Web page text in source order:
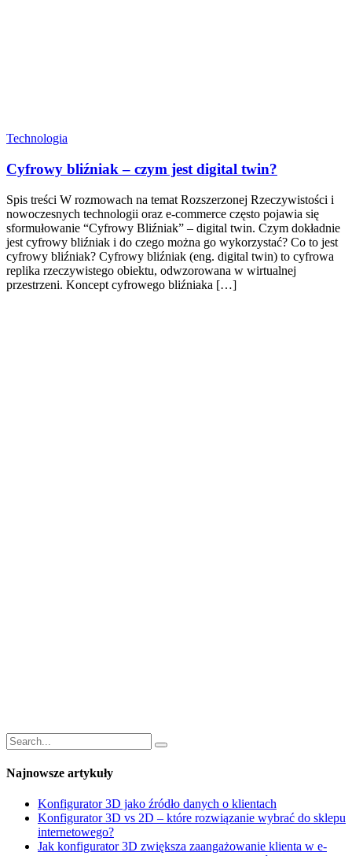
Technologia
Cyfrowy bliźniak – czym jest digital twin?
Spis treści W rozmowach na temat Rozszerzonej Rzeczywistości i
nowoczesnych technologii oraz e-commerce często pojawia się
sformułowanie “Cyfrowy Bliźniak” – digital twin. Czym dokładnie
jest cyfrowy bliźniak i do czego można go wykorzystać? Co to jest
cyfrowy bliźniak? Cyfrowy bliźniak (eng. digital twin) to cyfrowa
replika rzeczywistego obiektu, odwzorowana w wirtualnej
przestrzeni. Koncept cyfrowego bliźniaka […]
Najnowsze artykuły
Konfigurator 3D jako źródło danych o klientach
Konfigurator 3D vs 2D – które rozwiązanie wybrać do sklepu
internetowego?
Jak konfigurator 3D zwiększa zaangażowanie klienta w e-